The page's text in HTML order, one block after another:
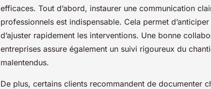
efficaces. Tout d’abord, instaurer une communication
professionnels est indispensable. Cela permet
d’ajuster rapidement les interventions. Une bonne
entreprises assure également un suivi rigoureux du
malentendus.
De plus, certains clients recommandent de documenter